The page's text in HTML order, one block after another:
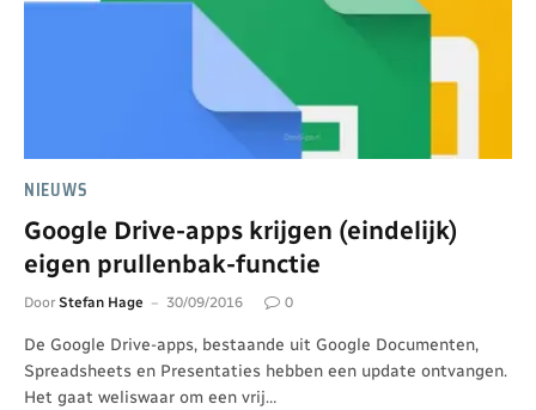
NIEUWS
Google Drive-apps krijgen (eindelijk)
eigen prullenbak-functie
Door Stefan Hage 30/09/2016 0
De Google Drive-apps, bestaande uit Google Documenten,
Spreadsheets en Presentaties hebben een update ontvangen.
Het gaat weliswaar om een vrij…